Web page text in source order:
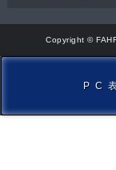
Copyright ©
PC